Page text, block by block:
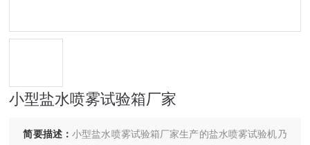
小型盐水喷雾试验箱厂家
简要描述：小型盐水喷雾试验箱厂家生产的盐水喷雾试验机乃